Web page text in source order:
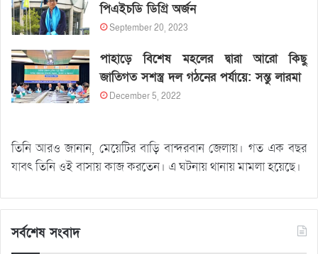
পিএইচডি ডিগ্রি অর্জন
September 20, 2023
পাহাড়ে বিশেষ মহলের দ্বারা আরো কিছু
জাতিগত সশস্ত্র দল গঠনের পর্যায়ে: সন্তু লারমা
December 5, 2022
তিনি আরও জানান, মেয়েটির বাড়ি বান্দরবান জেলায়। গত এক বছর
যাবৎ তিনি ওই বাসায় কাজ করতেন। এ ঘটনায় থানায় মামলা হয়েছে।
সর্বশেষ সংবাদ